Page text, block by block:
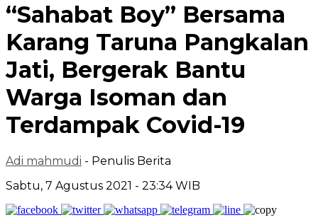
“Sahabat Boy” Bersama
Karang Taruna Pangkalan
Jati, Bergerak Bantu
Warga Isoman dan
Terdampak Covid-19
Adi mahmudi - Penulis Berita
Sabtu, 7 Agustus 2021 - 23:34 WIB